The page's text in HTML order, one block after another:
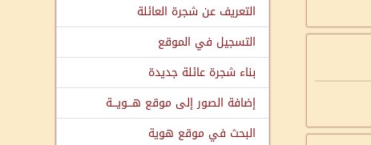
التعريف عن شجرة العائلة
التسجيل في الموقع
بناء شجرة عائلة جديدة
إضافة الصور إلى موقع هـــويـــة
البحث في موقع هوية